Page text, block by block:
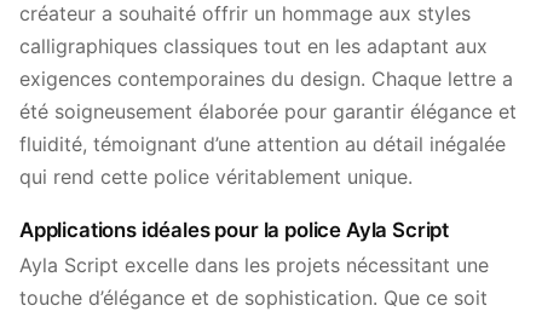
créateur a souhaité offrir un hommage aux styles
calligraphiques classiques tout en les adaptant aux
exigences contemporaines du design. Chaque lettre a
été soigneusement élaborée pour garantir élégance et
fluidité, témoignant d’une attention au détail inégalée
qui rend cette police véritablement unique.
Applications idéales pour la police Ayla Script
Ayla Script excelle dans les projets nécessitant une
touche d’élégance et de sophistication. Que ce soit